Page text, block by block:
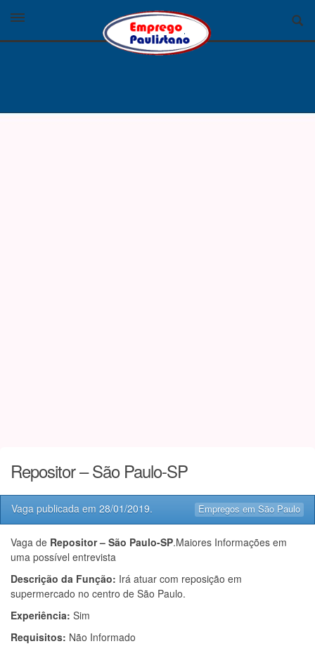
Repositor – São Paulo-SP
Empregos em São Paulo
Vaga publicada em 28/01/2019.
Vaga de Repositor – São Paulo-SP.Maiores Informações em
uma possível entrevista
Descrição da Função: Irá atuar com reposição em
supermercado no centro de São Paulo.
Experiência: Sim
Requisitos: Não Informado